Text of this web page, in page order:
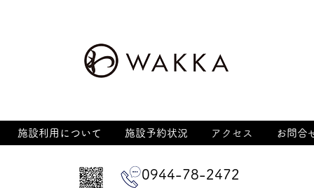
施設利用について 施設予約状況 アクセス お問合
0944-78-2472